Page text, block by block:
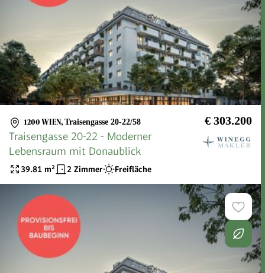
1200 WIEN, Traisengasse 20-22/58 € 303.200
Traisengasse 20-22 - Moderner
Lebensraum mit Donaublick
39.81 m² 2 Zimmer Freifläche